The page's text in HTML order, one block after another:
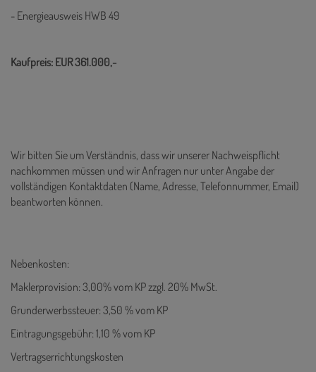
- Energieausweis HWB 49
Kaufpreis: EUR 361.000,-
Wir bitten Sie um Verständnis, dass wir unserer Nachweispflicht
nachkommen müssen und wir Anfragen nur unter Angabe der
vollständigen Kontaktdaten (Name, Adresse, Telefonnummer, Email)
beantworten können.
Nebenkosten:
Maklerprovision: 3,00% vom KP zzgl. 20% MwSt.
Grunderwerbssteuer: 3,50 % vom KP
Eintragungsgebühr: 1,10 % vom KP
Vertragserrichtungskosten